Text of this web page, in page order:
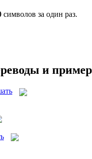
символов за один раз.
и